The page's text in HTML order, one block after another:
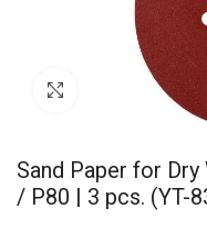
Sand Paper for
/ P80 | 3 pcs. (YT-